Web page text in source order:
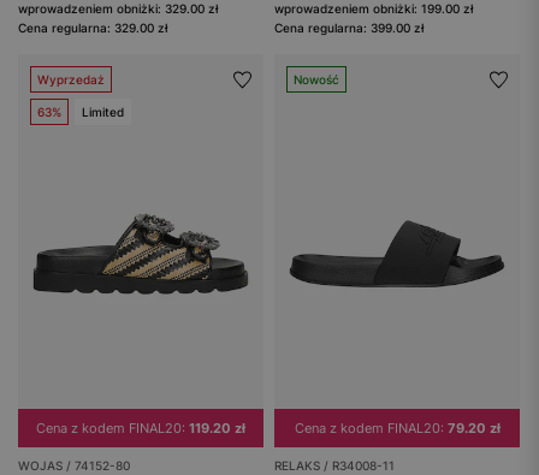
wprowadzeniem obniżki: 329.00 zł
Cena regularna: 329.00 zł
wprowadzeniem obniżki: 199.00 zł
Cena regularna: 399.00 zł
Wyprzedaż
63% Limited
Cena z kodem FINAL20: 119.20 zł
WOJAS / 74152-80
Nowość
Cena z kodem FINAL20: 79.20 zł
RELAKS / R34008-11